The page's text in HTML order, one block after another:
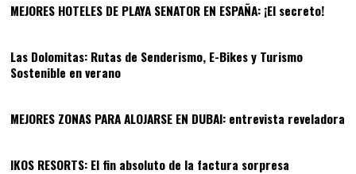
MEJORES HOTELES DE PLAYA SENATOR EN ESPAÑA: ¡El secreto!
09
Las Dolomitas: Rutas de Senderismo, E-Bikes y Turismo
Sostenible en verano
MEJORES ZONAS PARA ALOJARSE EN DUBAI: entrevista reveladora
11
IKOS RESORTS: El fin absoluto de la factura sorpresa